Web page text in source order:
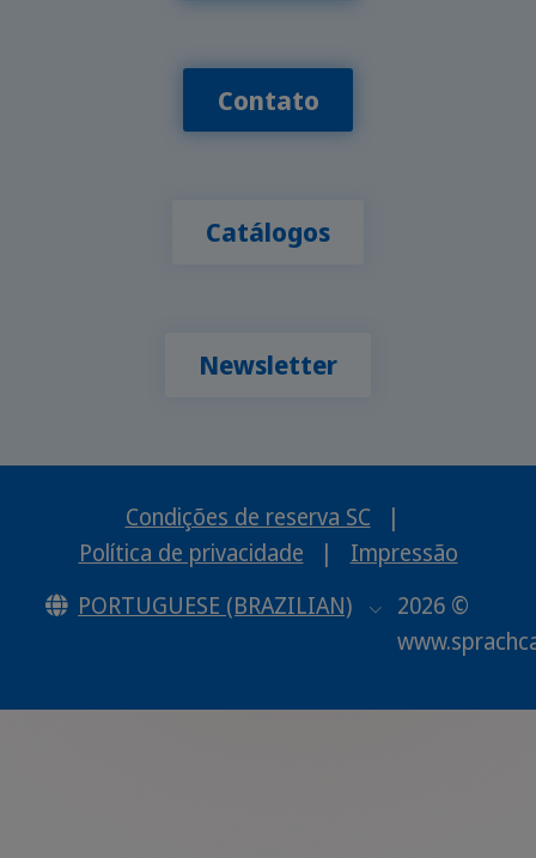
Contato
Catálogos
Newsletter
Condições de reserva SC
|
Política de privacidade
|
Impressão
PORTUGUESE (BRAZILIAN)
2026 ©